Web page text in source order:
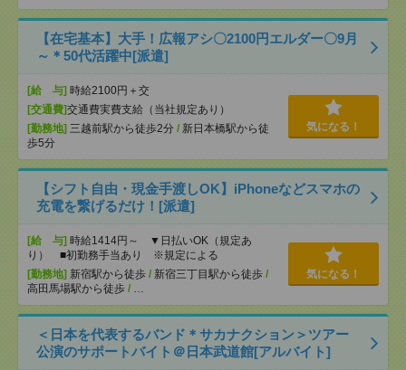
【在宅基本】大手！広報アシ〇2100円エルダー〇9月
～＊50代活躍中[派遣]
[給 与] 時給2100円＋交
[交通費]交通費実費支給（当社規定あり）
[勤務地] 三越前駅から徒歩2分 / 新日本橋駅から徒
歩5分
気になる！
【シフト自由・現金手渡しOK】iPhoneなどスマホの
充電を繋げるだけ！[派遣]
[給 与] 時給1414円～ ▼日払いOK（規定あ
り） ■初勤務手当あり ※規定による
[勤務地] 新宿駅から徒歩 / 新宿三丁目駅から徒歩 /
高田馬場駅から徒歩 / …
気になる！
＜日本を代表するバンド＊サカナクション＞ツアー
公演のサポートバイト＠日本武道館[アルバイト]